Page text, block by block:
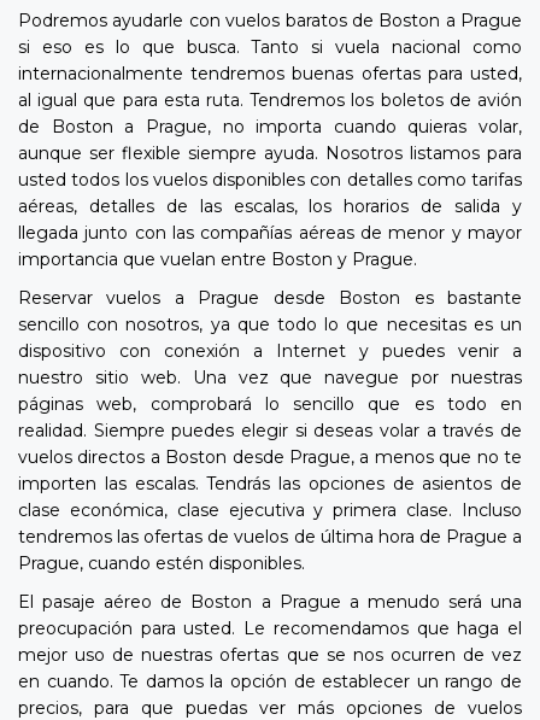
Podremos ayudarle con vuelos baratos de Boston a Prague
si eso es lo que busca. Tanto si vuela nacional como
internacionalmente tendremos buenas ofertas para usted,
al igual que para esta ruta. Tendremos los boletos de avión
de Boston a Prague, no importa cuando quieras volar,
aunque ser flexible siempre ayuda. Nosotros listamos para
usted todos los vuelos disponibles con detalles como tarifas
aéreas, detalles de las escalas, los horarios de salida y
llegada junto con las compañías aéreas de menor y mayor
importancia que vuelan entre Boston y Prague.
Reservar vuelos a Prague desde Boston es bastante
sencillo con nosotros, ya que todo lo que necesitas es un
dispositivo con conexión a Internet y puedes venir a
nuestro sitio web. Una vez que navegue por nuestras
páginas web, comprobará lo sencillo que es todo en
realidad. Siempre puedes elegir si deseas volar a través de
vuelos directos a Boston desde Prague, a menos que no te
importen las escalas. Tendrás las opciones de asientos de
clase económica, clase ejecutiva y primera clase. Incluso
tendremos las ofertas de vuelos de última hora de Prague a
Prague, cuando estén disponibles.
El pasaje aéreo de Boston a Prague a menudo será una
preocupación para usted. Le recomendamos que haga el
mejor uso de nuestras ofertas que se nos ocurren de vez
en cuando. Te damos la opción de establecer un rango de
precios, para que puedas ver más opciones de vuelos